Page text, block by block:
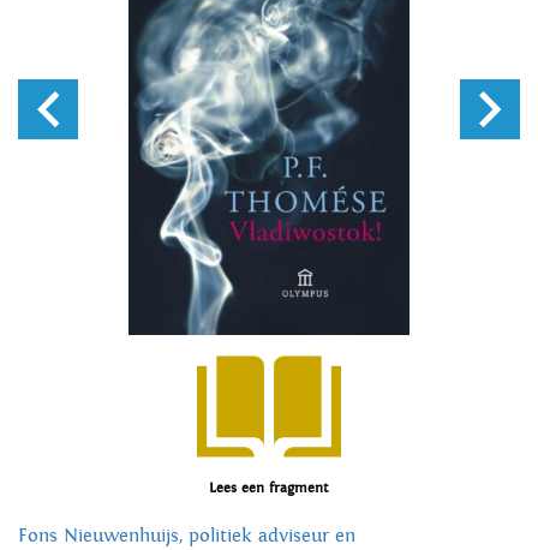
Lees een fragment
Fons Nieuwenhuijs, politiek adviseur en